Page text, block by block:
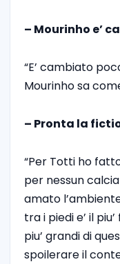
– Mourinho e’
“E’ cambiato
Mourinho sa
– Pronta la
“Per Totti ho
per nessun
amato
tra i piedi e’ il
piu’ grandi di
spoilerare il